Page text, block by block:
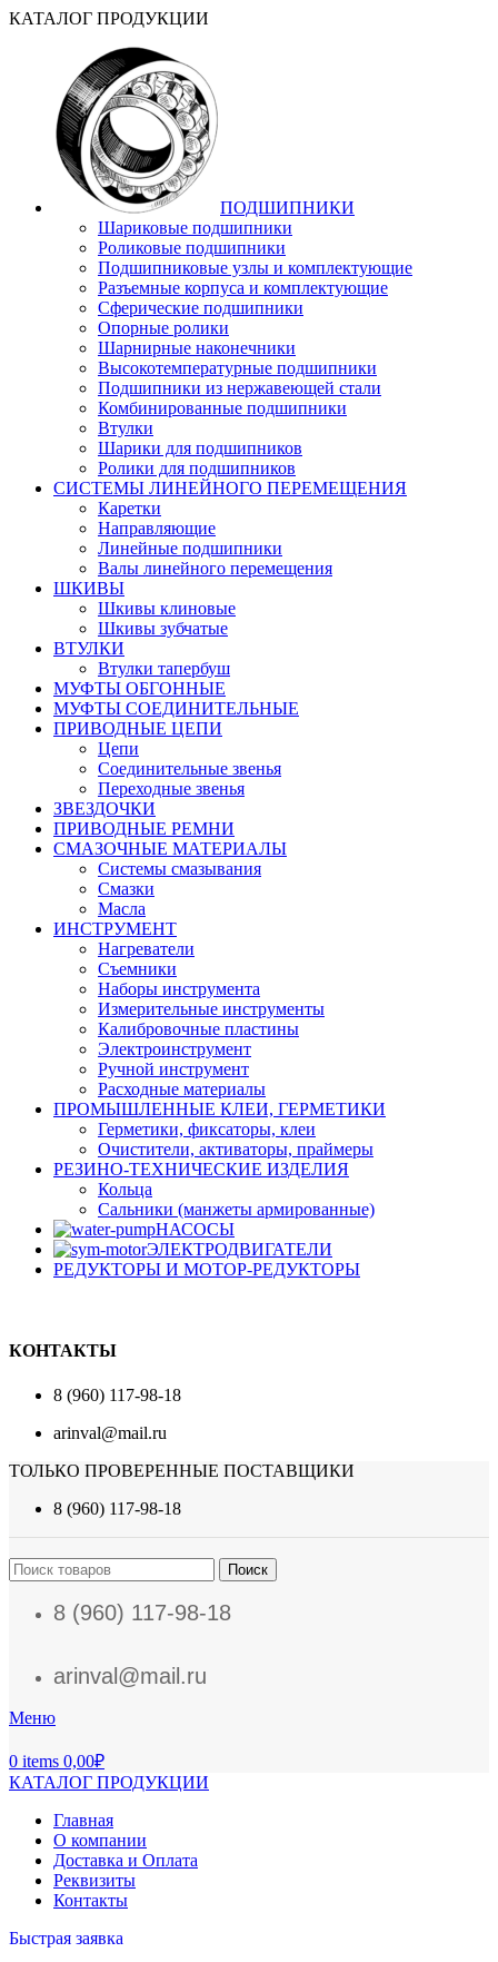
КАТАЛОГ ПРОДУКЦИИ
ПОДШИПНИКИ
Шариковые подшипники
Роликовые подшипники
Подшипниковые узлы и комплектующие
Разъемные корпуса и комплектующие
Сферические подшипники
Опорные ролики
Шарнирные наконечники
Высокотемпературные подшипники
Подшипники из нержавеющей стали
Комбинированные подшипники
Втулки
Шарики для подшипников
Ролики для подшипников
СИСТЕМЫ ЛИНЕЙНОГО ПЕРЕМЕЩЕНИЯ
Каретки
Направляющие
Линейные подшипники
Валы линейного перемещения
ШКИВЫ
Шкивы клиновые
Шкивы зубчатые
ВТУЛКИ
Втулки тапербуш
МУФТЫ ОБГОННЫЕ
МУФТЫ СОЕДИНИТЕЛЬНЫЕ
ПРИВОДНЫЕ ЦЕПИ
Цепи
Соединительные звенья
Переходные звенья
ЗВЕЗДОЧКИ
ПРИВОДНЫЕ РЕМНИ
СМАЗОЧНЫЕ МАТЕРИАЛЫ
Системы смазывания
Смазки
Масла
ИНСТРУМЕНТ
Нагреватели
Съемники
Наборы инструмента
Измерительные инструменты
Калибровочные пластины
Электроинструмент
Ручной инструмент
Расходные материалы
ПРОМЫШЛЕННЫЕ КЛЕИ, ГЕРМЕТИКИ
Герметики, фиксаторы, клеи
Очистители, активаторы, праймеры
РЕЗИНО-ТЕХНИЧЕСКИЕ ИЗДЕЛИЯ
Кольца
Сальники (манжеты армированные)
НАСОСЫ
ЭЛЕКТРОДВИГАТЕЛИ
РЕДУКТОРЫ И МОТОР-РЕДУКТОРЫ
КОНТАКТЫ
8 (960) 117-98-18
arinval@mail.ru
ТОЛЬКО ПРОВЕРЕННЫЕ ПОСТАВЩИКИ
8 (960) 117-98-18
Поиск
8 (960) 117-98-18
arinval@mail.ru
Меню
0 items 0,00₽
КАТАЛОГ ПРОДУКЦИИ
Главная
О компании
Доставка и Оплата
Реквизиты
Контакты
Быстрая заявка